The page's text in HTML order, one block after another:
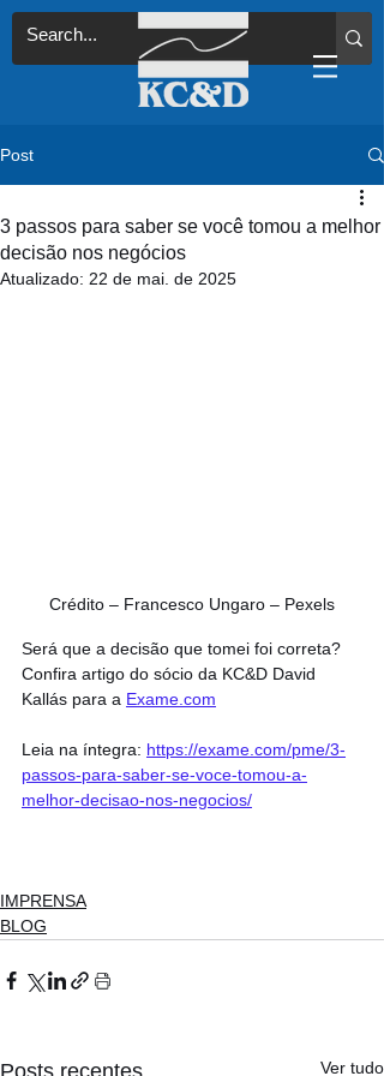
Post
3 passos para saber se você tomou a melhor
decisão nos negócios
Atualizado: 22 de mai. de 2025
Crédito – Francesco Ungaro – Pexels
Será que a decisão que tomei foi correta?
Confira artigo do sócio da KC&D David
Kallás para a Exame.com
Leia na íntegra: https://exame.com/pme/3-
passos-para-saber-se-voce-tomou-a-
melhor-decisao-nos-negocios/
IMPRENSA
BLOG
Posts recentes Ver tudo